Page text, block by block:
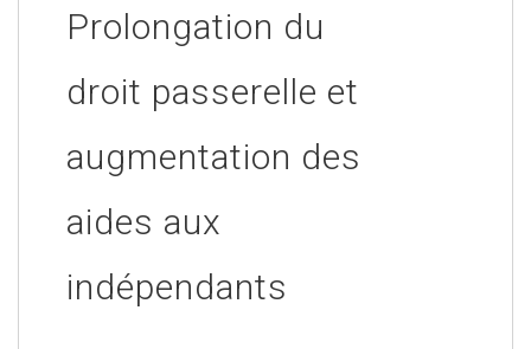
Prolongation du
droit passerelle et
augmentation des
aides aux
indépendants